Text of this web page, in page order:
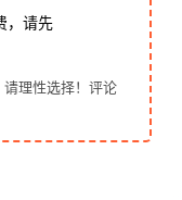
，请先
理性选择！评论